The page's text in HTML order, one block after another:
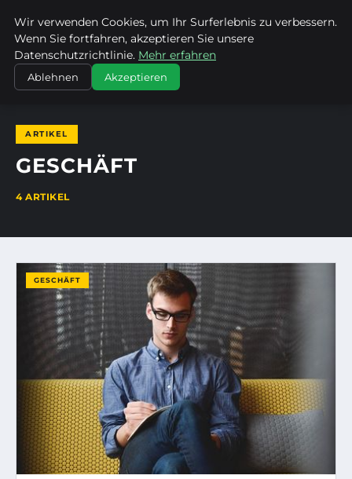
EVET ICH WILL
STARTSEITE GESCHÄFT
ARTIKEL
GESCHÄFT
4 ARTIKEL
GESCHÄFT
Wir verwenden Cookies, um Ihr Surferlebnis zu verbessern.
Wenn Sie fortfahren, akzeptieren Sie unsere
Datenschutzrichtlinie. Mehr erfahren
Ablehnen Akzeptieren